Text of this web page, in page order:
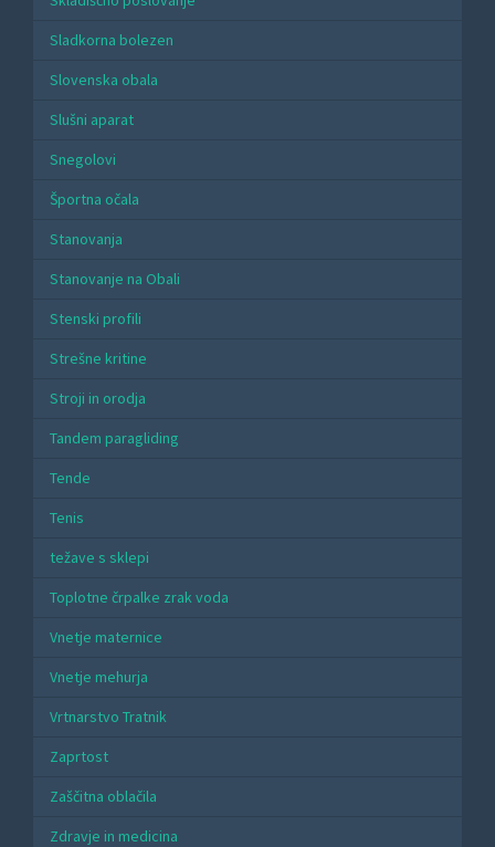
Sladkorna bolezen
Slovenska obala
Slušni aparat
Snegolovi
Športna očala
Stanovanja
Stanovanje na Obali
Stenski profili
Strešne kritine
Stroji in orodja
Tandem paragliding
Tende
Tenis
težave s sklepi
Toplotne črpalke zrak voda
Vnetje maternice
Vnetje mehurja
Vrtnarstvo Tratnik
Zaprtost
Zaščitna oblačila
Zdravje in medicina